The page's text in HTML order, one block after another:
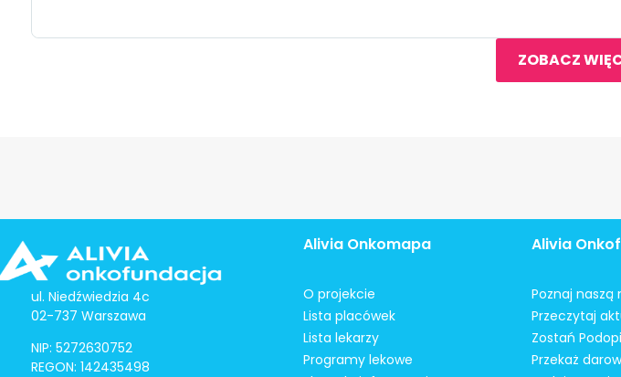
ZOBACZ
ul. Niedźwiedzia 4c
02-737 Warszawa
NIP: 5272630752
REGON: 142435498
Alivia Onkomapa
O projekcie
Lista placówek
Lista lekarzy
Programy lekowe
Alivia
Poznaj naszą
Przeczytaj
Zostań
Przekaż